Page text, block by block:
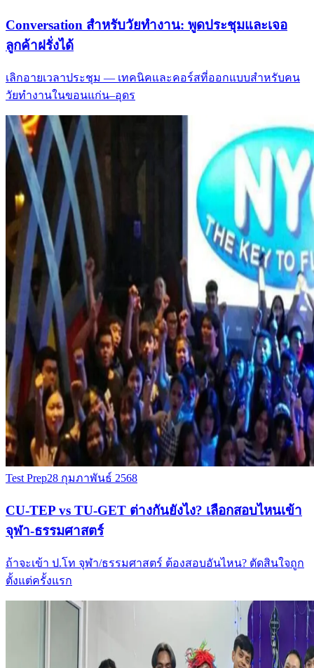
Conversation สำหรับวัยทำงาน: พูดประชุมและเจอ
ลูกค้าฝรั่งได้
เลิกอายเวลาประชุม — เทคนิคและคอร์สที่ออกแบบสำหรับคน
วัยทำงานในขอนแก่น–อุดร
Test Prep28 กุมภาพันธ์ 2568
CU-TEP vs TU-GET ต่างกันยังไง? เลือกสอบไหนเข้า
จุฬา-ธรรมศาสตร์
ถ้าจะเข้า ป.โท จุฬา/ธรรมศาสตร์ ต้องสอบอันไหน? ตัดสินใจถูก
ตั้งแต่ครั้งแรก